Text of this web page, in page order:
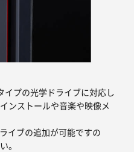
プの光学ドライブに対応し
ンストールや音楽や映像メ
イブの追加が可能ですの
。